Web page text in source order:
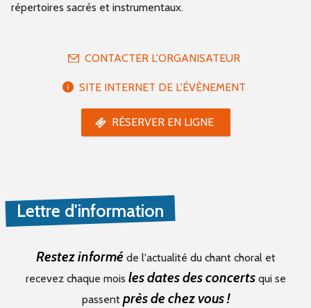
répertoires sacrés et instrumentaux.
CONTACTER L'ORGANISATEUR
SITE INTERNET DE L'ÉVÈNEMENT
RÉSERVER EN LIGNE
Lettre d'information
Restez informé de l'actualité du chant choral et
recevez chaque mois les dates des concertsqui se
passent près de chez vous !